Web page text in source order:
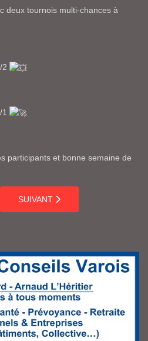
deux tournois multi-chances à
2
participants et bonne semaine de
TMC U14 AU CSMT
ARTICLE SUIVANT : RÉUNION
SUIVANT